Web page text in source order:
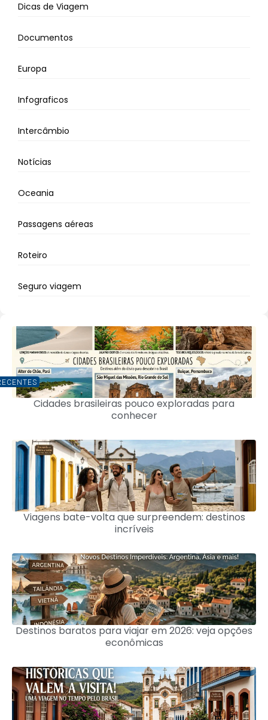
Dicas de Viagem
Documentos
Europa
Infograficos
Intercâmbio
Notícias
Oceania
Passagens aéreas
Roteiro
Seguro viagem
Cidades brasileiras pouco exploradas para
conhecer
Viagens bate-volta que surpreendem: destinos
incríveis
Destinos baratos para viajar em 2026: veja opções
econômicas